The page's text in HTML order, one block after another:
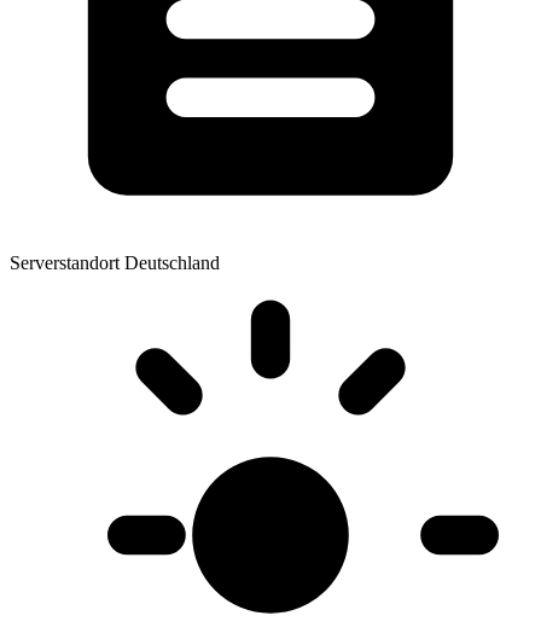
Serverstandort Deutschland